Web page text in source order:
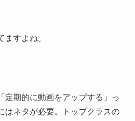
ますよね。
定期的に動画をアップする」っ
はネタが必要。トップクラスの